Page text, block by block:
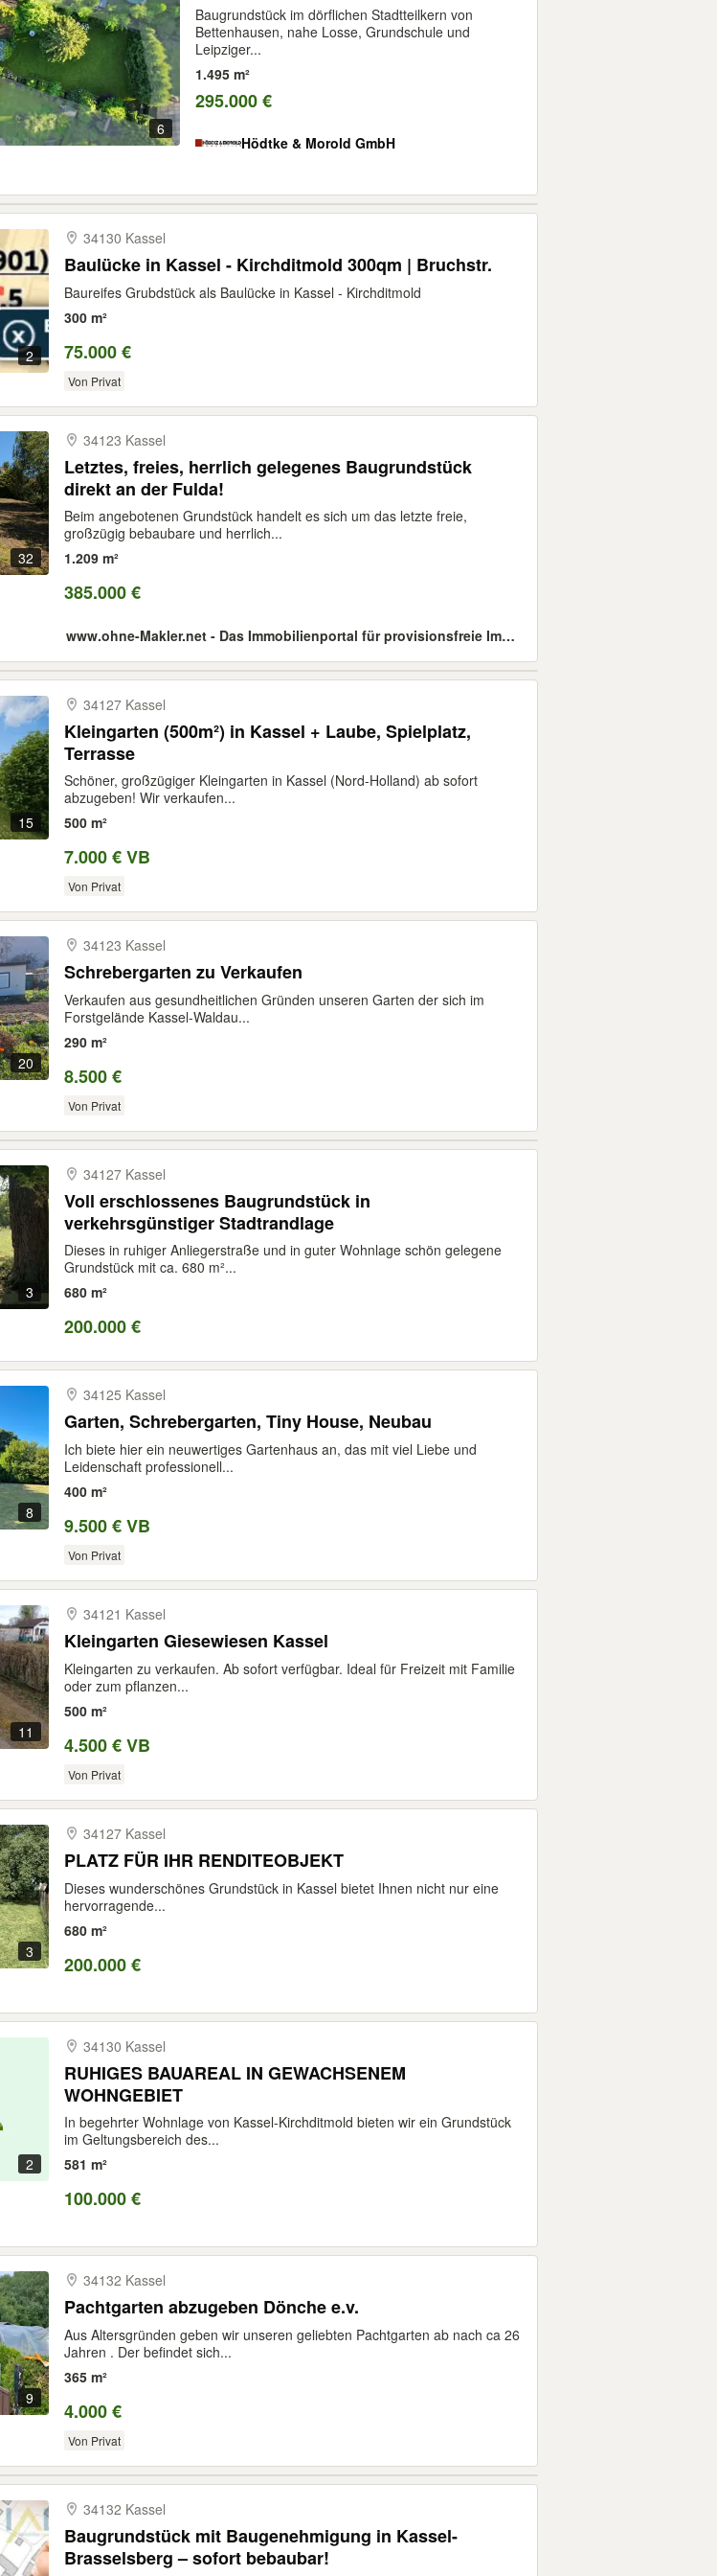
6
Baugrundstück im dörflichen Stadtteilkern von
Bettenhausen, nahe Losse, Grundschule und
Leipziger...
1.495 m²
295.000 €
Hödtke & Morold GmbH
2
34130 Kassel
Baulücke in Kassel - Kirchditmold 300qm | Bruchstr.
Baureifes Grubdstück als Baulücke in Kassel - Kirchditmold
300 m²
75.000 €
Von Privat
32
34123 Kassel
Letztes, freies, herrlich gelegenes Baugrundstück
direkt an der Fulda!
Beim angebotenen Grundstück handelt es sich um das letzte freie,
großzügig bebaubare und herrlich...
1.209 m²
385.000 €
www.ohne-Makler.net - Das Immobilienportal für provisionsfreie Immobilien
15
34127 Kassel
Kleingarten (500m²) in Kassel + Laube, Spielplatz,
Terrasse
Schöner, großzügiger Kleingarten in Kassel (Nord-Holland) ab sofort
abzugeben! Wir verkaufen...
500 m²
7.000 € VB
Von Privat
20
34123 Kassel
Schrebergarten zu Verkaufen
Verkaufen aus gesundheitlichen Gründen unseren Garten der sich im
Forstgelände Kassel-Waldau...
290 m²
8.500 €
Von Privat
3
34127 Kassel
Voll erschlossenes Baugrundstück in
verkehrsgünstiger Stadtrandlage
Dieses in ruhiger Anliegerstraße und in guter Wohnlage schön gelegene
Grundstück mit ca. 680 m²...
680 m²
200.000 €
8
34125 Kassel
Garten, Schrebergarten, Tiny House, Neubau
Ich biete hier ein neuwertiges Gartenhaus an, das mit viel Liebe und
Leidenschaft professionell...
400 m²
9.500 € VB
Von Privat
11
34121 Kassel
Kleingarten Giesewiesen Kassel
Kleingarten zu verkaufen. Ab sofort verfügbar. Ideal für Freizeit mit Familie
oder zum pflanzen...
500 m²
4.500 € VB
Von Privat
3
34127 Kassel
PLATZ FÜR IHR RENDITEOBJEKT
Dieses wunderschönes Grundstück in Kassel bietet Ihnen nicht nur eine
hervorragende...
680 m²
200.000 €
2
34130 Kassel
RUHIGES BAUAREAL IN GEWACHSENEM
WOHNGEBIET
In begehrter Wohnlage von Kassel-Kirchditmold bieten wir ein Grundstück
im Geltungsbereich des...
581 m²
100.000 €
9
34132 Kassel
Pachtgarten abzugeben Dönche e.v.
Aus Altersgründen geben wir unseren geliebten Pachtgarten ab nach ca 26
Jahren . Der befindet sich...
365 m²
4.000 €
Von Privat
34132 Kassel
Baugrundstück mit Baugenehmigung in Kassel-
Brasselsberg – sofort bebaubar!